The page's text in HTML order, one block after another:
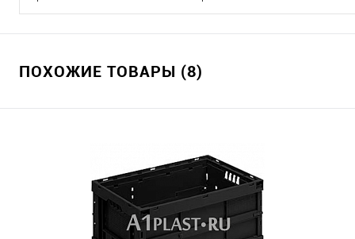
ПОХОЖИЕ ТОВАРЫ (8)